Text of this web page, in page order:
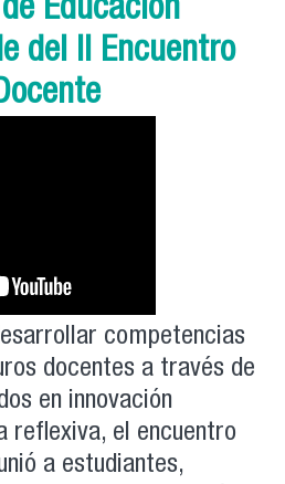
Educación
del II Encuentro
competencias
docentes a través de
en innovación
reflexiva, el encuentro
a estudiantes,